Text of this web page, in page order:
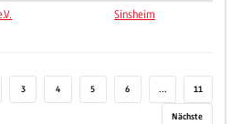
Sinsheim
3 4 5 6 ... 11
Nächste